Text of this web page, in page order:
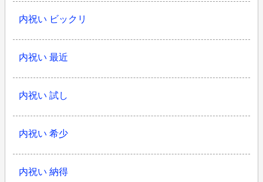
内祝い ビックリ
内祝い 最近
内祝い 試し
内祝い 希少
内祝い 納得